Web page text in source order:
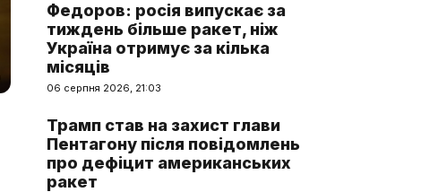
Федоров: росія випускає за
тиждень більше ракет, ніж
Україна отримує за кілька
місяців
06 серпня 2026, 21:03
Трамп став на захист глави
Пентагону після повідомлень
про дефіцит американських
ракет